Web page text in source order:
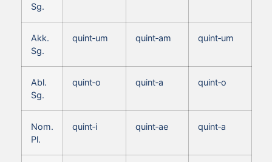
Sg.
Akk.
Sg.
quint‑um quint‑am quint‑um
Abl.
Sg.
quint‑o quint‑a quint‑o
Nom.
Pl.
quint‑i quint‑ae quint‑a